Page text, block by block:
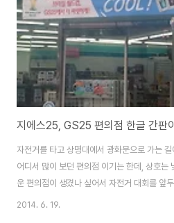
http://webtoon.daum...
자전거를 타고 상명대에서 광화문으로 가는 길
어디서 많이 보던 편의점 이기는 한데, 상호는
운 편의점이 생겼나 싶어서 자전거 대회를 앞
먹고 가자는 생각에 잠시 들려봤습니다. 근데
2014. 6. 19.